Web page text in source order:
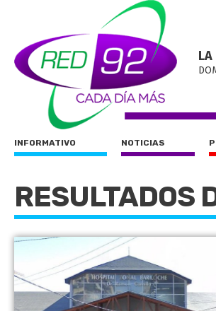
LA
INFORMATIVO NOTICIAS
RESULTADOS